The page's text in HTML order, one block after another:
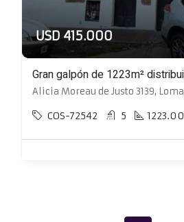
USD 415.000
COS-72542 5 1223.00